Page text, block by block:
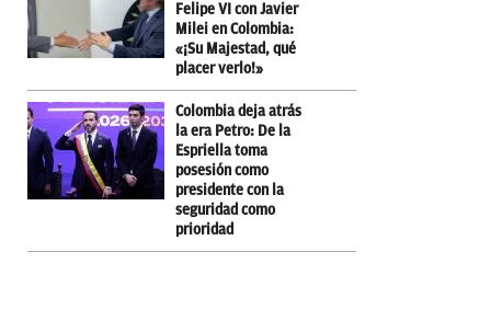
Felipe VI con Javier
Milei en Colombia:
«¡Su Majestad, qué
placer verlo!»
Colombia deja atrás
la era Petro: De la
Espriella toma
posesión como
presidente con la
seguridad como
prioridad